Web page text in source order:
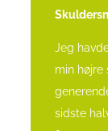
Jeg
min højre
sidste